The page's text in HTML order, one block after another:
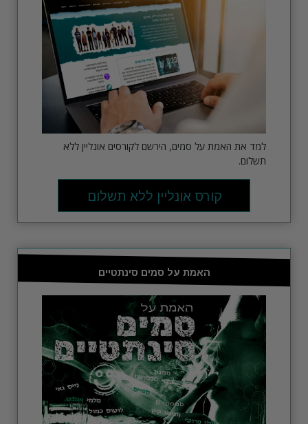
למד את האמת על סמים, הירשם לקורסים אונליין ללא
תשלום.
קורס אונליין ללא תשלום
האמת על סמים סינתטיים